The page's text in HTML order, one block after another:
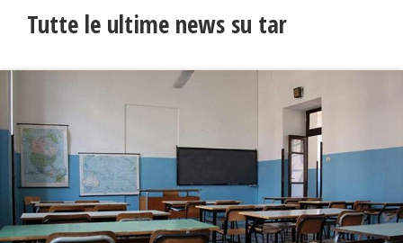
Tutte le ultime news su tar